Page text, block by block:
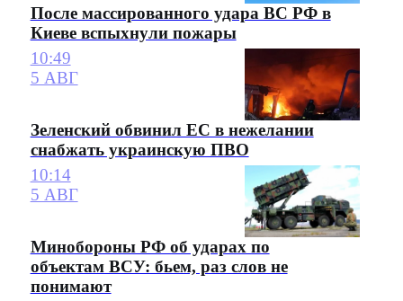
После массированного удара ВС РФ в
Киеве вспыхнули пожары
10:49
5 АВГ
Зеленский обвинил ЕС в нежелании
снабжать украинскую ПВО
10:14
5 АВГ
Минобороны РФ об ударах по
объектам ВСУ: бьем, раз слов не
понимают